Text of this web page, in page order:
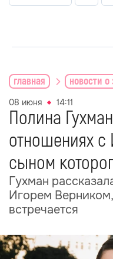
главная новости
08 июня 14:11
Полина
отношениях
сыном
Гухман
Игорем
встречается